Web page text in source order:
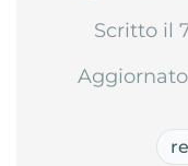
Scritto il